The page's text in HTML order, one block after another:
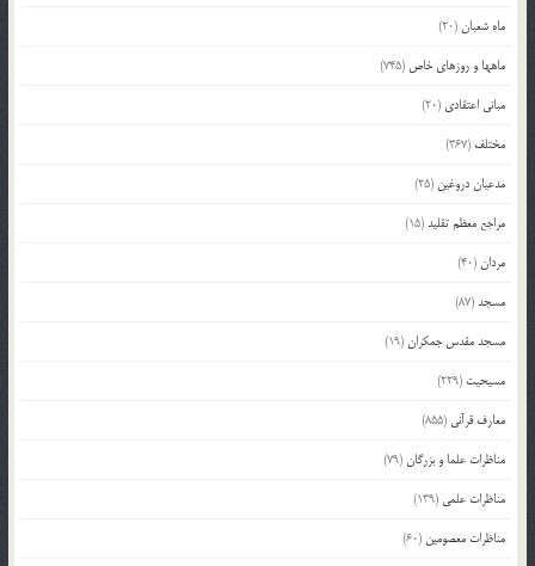
ماه شعبان(20)
ماهها و روزهای خاص (745)
مبانی اعتقادی (20)
مختلف (367)
مدعیان دروغین (25)
مراجع معظم تقلید(15)
مردان(40)
مسجد(87)
مسجد مقدس جمکران(19)
مسیحیت (229)
معارف قرآنی (855)
مناظرات علما و بزرگان(79)
مناظرات علمی (139)
مناظرات معصومین (60)